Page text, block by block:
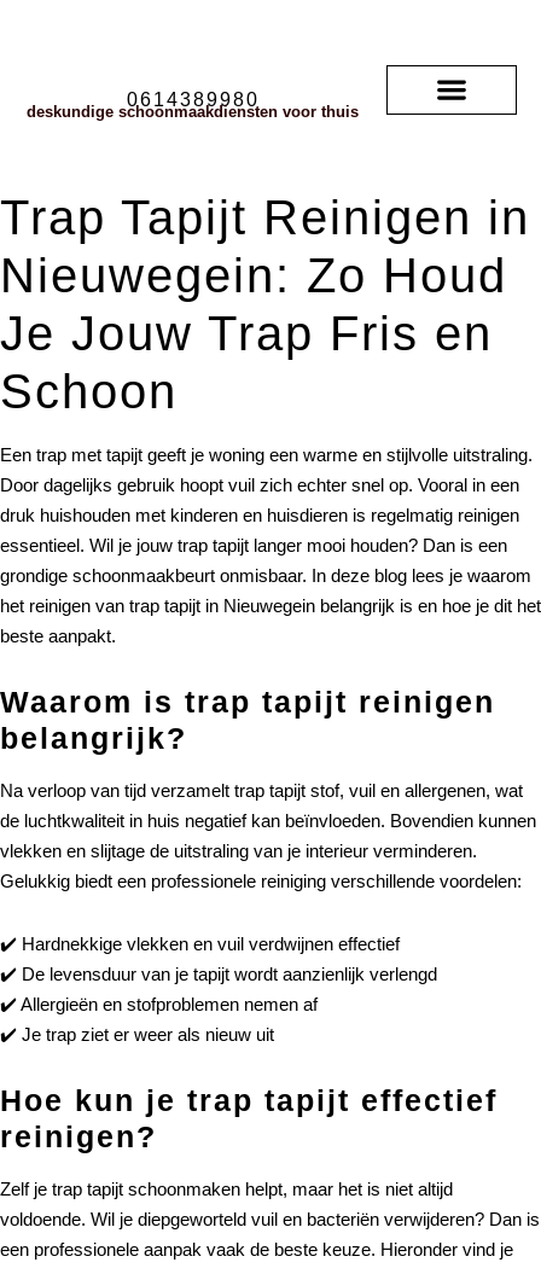
0614389980
deskundige schoonmaakdiensten voor thuis
Trap Tapijt Reinigen in
Nieuwegein: Zo Houd
Je Jouw Trap Fris en
Schoon
Een trap met tapijt geeft je woning een warme en stijlvolle uitstraling.
Door dagelijks gebruik hoopt vuil zich echter snel op. Vooral in een
druk huishouden met kinderen en huisdieren is regelmatig reinigen
essentieel. Wil je jouw trap tapijt langer mooi houden? Dan is een
grondige schoonmaakbeurt onmisbaar. In deze blog lees je waarom
het reinigen van trap tapijt in Nieuwegein belangrijk is en hoe je dit het
beste aanpakt.
Waarom is trap tapijt reinigen
belangrijk?
Na verloop van tijd verzamelt trap tapijt stof, vuil en allergenen, wat
de luchtkwaliteit in huis negatief kan beïnvloeden. Bovendien kunnen
vlekken en slijtage de uitstraling van je interieur verminderen.
Gelukkig biedt een professionele reiniging verschillende voordelen:
✔️ Hardnekkige vlekken en vuil verdwijnen effectief
✔️ De levensduur van je tapijt wordt aanzienlijk verlengd
✔️ Allergieën en stofproblemen nemen af
✔️ Je trap ziet er weer als nieuw uit
Hoe kun je trap tapijt effectief
reinigen?
Zelf je trap tapijt schoonmaken helpt, maar het is niet altijd
voldoende. Wil je diepgeworteld vuil en bacteriën verwijderen? Dan is
een professionele aanpak vaak de beste keuze. Hieronder vind je